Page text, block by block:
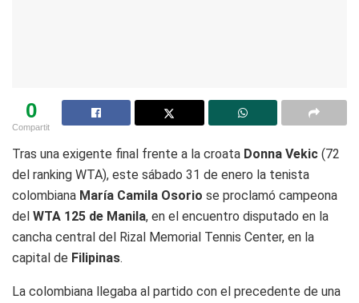
0
Compartit
Tras una exigente final frente a la croata Donna Vekic (72
del ranking WTA), este sábado 31 de enero la tenista
colombiana María Camila Osorio se proclamó campeona
del WTA 125 de Manila, en el encuentro disputado en la
cancha central del Rizal Memorial Tennis Center, en la
capital de Filipinas.
La colombiana llegaba al partido con el precedente de una